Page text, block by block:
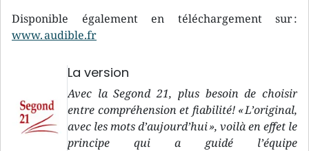
Disponible également en téléchargement sur :
www. audible.fr
La version
Avec la Segond 21, plus besoin de choisir
entre compréhension et fiabilité! « L’original,
avec les mots d’aujourd’hui », voilà en effet le
principe qui a guidé l’équipe